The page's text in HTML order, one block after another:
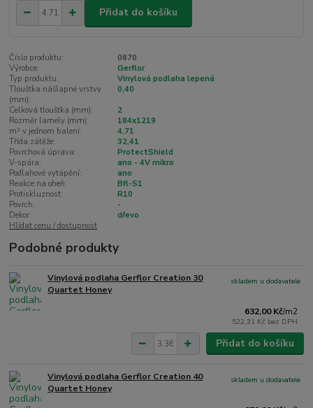
Přidat do košíku
Číslo produktu:
0870
Výrobce:
Gerflor
Typ produktu:
Vinylová podlaha lepená
Tloušťka nášlapné vrstvy
(mm):
0,40
Celková tloušťka (mm):
2
Rozměr lamely (mm):
184x1219
m² v jednom balení:
4,71
Třída zátěže:
32,41
Povrchová úprava:
ProtectShield
V-spára:
ano - 4V mikro
Podlahové vytápění:
ano
Reakce na oheň:
Bfl-S1
Protiskluznost:
R10
Povrch:
-
Dekor:
dřevo
Hlídat cenu / dostupnost
Podobné produkty
Vinylová podlaha Gerflor Creation 30
Quartet Honey
632,00 Kč/m2
522,31 Kč bez DPH
skladem u dodavatele
Přidat do košíku
Vinylová podlaha Gerflor Creation 40
Quartet Honey
skladem u dodavatele